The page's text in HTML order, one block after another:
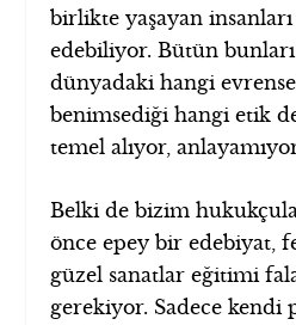
birlikte yaşayan insanları
edebiliyor. Bütün
dünyadaki hangi
benimsediği hangi etik
temel alıyor,
Belki de bizim
önce epey bir edebiyat,
güzel sanatlar eğitimi
gerekiyor. Sadece kendi